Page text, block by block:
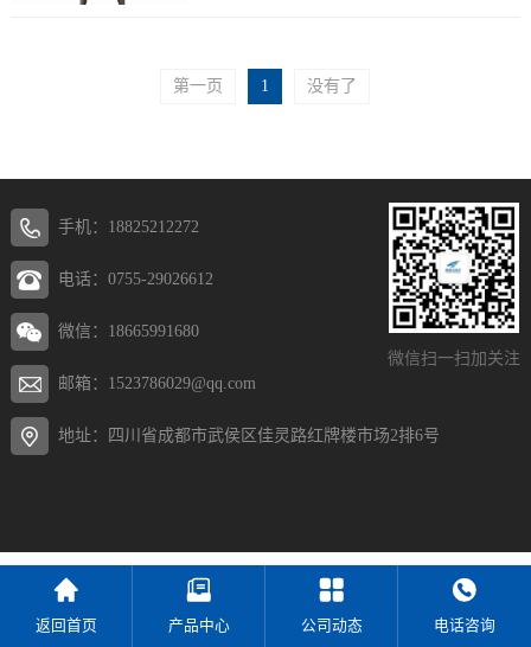
第一页 1 没有了
微信扫一扫加关注
手机：18825212272
电话：0755-29026612
微信：18665991680
邮箱：1523786029@qq.com
地址：四川省成都市武侯区佳灵路红牌楼市场2排6号
返回首页 产品中心 公司动态 电话咨询